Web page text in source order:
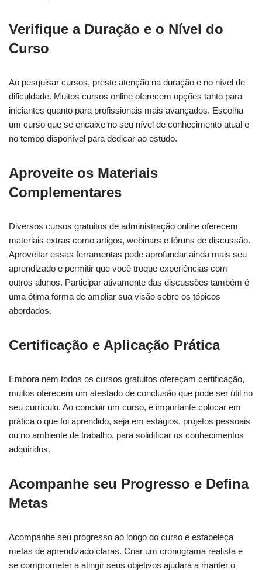
Verifique a Duração e o Nível do
Curso
Ao pesquisar cursos, preste atenção na duração e no nível de
dificuldade. Muitos cursos online oferecem opções tanto para
iniciantes quanto para profissionais mais avançados. Escolha
um curso que se encaixe no seu nível de conhecimento atual e
no tempo disponível para dedicar ao estudo.
Aproveite os Materiais
Complementares
Diversos cursos gratuitos de administração online oferecem
materiais extras como artigos, webinars e fóruns de discussão.
Aproveitar essas ferramentas pode aprofundar ainda mais seu
aprendizado e permitir que você troque experiências com
outros alunos. Participar ativamente das discussões também é
uma ótima forma de ampliar sua visão sobre os tópicos
abordados.
Certificação e Aplicação Prática
Embora nem todos os cursos gratuitos ofereçam certificação,
muitos oferecem um atestado de conclusão que pode ser útil no
seu currículo. Ao concluir um curso, é importante colocar em
prática o que foi aprendido, seja em estágios, projetos pessoais
ou no ambiente de trabalho, para solidificar os conhecimentos
adquiridos.
Acompanhe seu Progresso e Defina
Metas
Acompanhe seu progresso ao longo do curso e estabeleça
metas de aprendizado claras. Criar um cronograma realista e
se comprometer a atingir seus objetivos ajudará a manter o